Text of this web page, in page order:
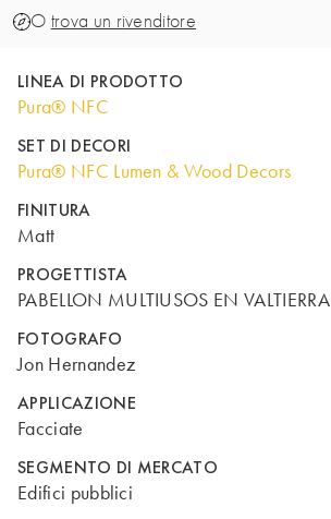
O trova un rivenditore
LINEA DI PRODOTTO
Pura® NFC
SET DI DECORI
Pura® NFC Lumen & Wood Decors
FINITURA
Matt
PROGETTISTA
PABELLON MULTIUSOS EN VALTIERRA
FOTOGRAFO
Jon Hernandez
APPLICAZIONE
Facciate
SEGMENTO DI MERCATO
Edifici pubblici